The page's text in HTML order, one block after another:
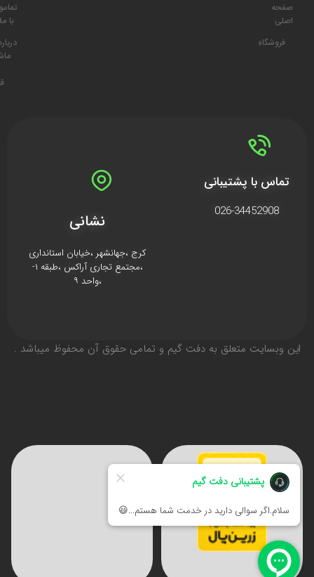
صفحه
اصلی
فروشگاه
با ما
ما
تماس با پشتیبانی
026-34452908 نشانی
کرج ،جهانشهر ،خیابان استانداری
،مجتمع تجاری آراکس ،طبقه ۱-
،واحد ۹
اين وبسايت متعلق به دفت گیم و تمامی حقوق آن محفوظ ميباشد .